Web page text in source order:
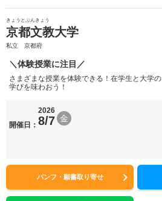
きょうとぶんきょう
京都文教大学
私立 京都府
＼体験授業に注目／
さまざまな授業を体験できる！在学生と大学の
学びを味わおう！
開催日：
2026
8/7 金
パンフ・願書取り寄せ